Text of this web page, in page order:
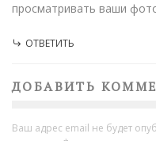
просматривать ваши
ОТВЕТИТЬ
ДОБАВИТЬ
Ваш адрес email не будет